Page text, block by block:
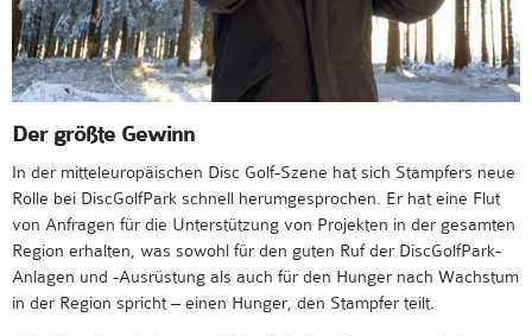
Der größte Gewinn
In der mitteleuropäischen Disc Golf-Szene hat sich Stampfers neue
Rolle bei DiscGolfPark schnell herumgesprochen. Er hat eine Flut
von Anfragen für die Unterstützung von Projekten in der gesamten
Region erhalten, was sowohl für den guten Ruf der DiscGolfPark-
Anlagen und -Ausrüstung als auch für den Hunger nach Wachstum
in der Region spricht – einen Hunger, den Stampfer teilt.